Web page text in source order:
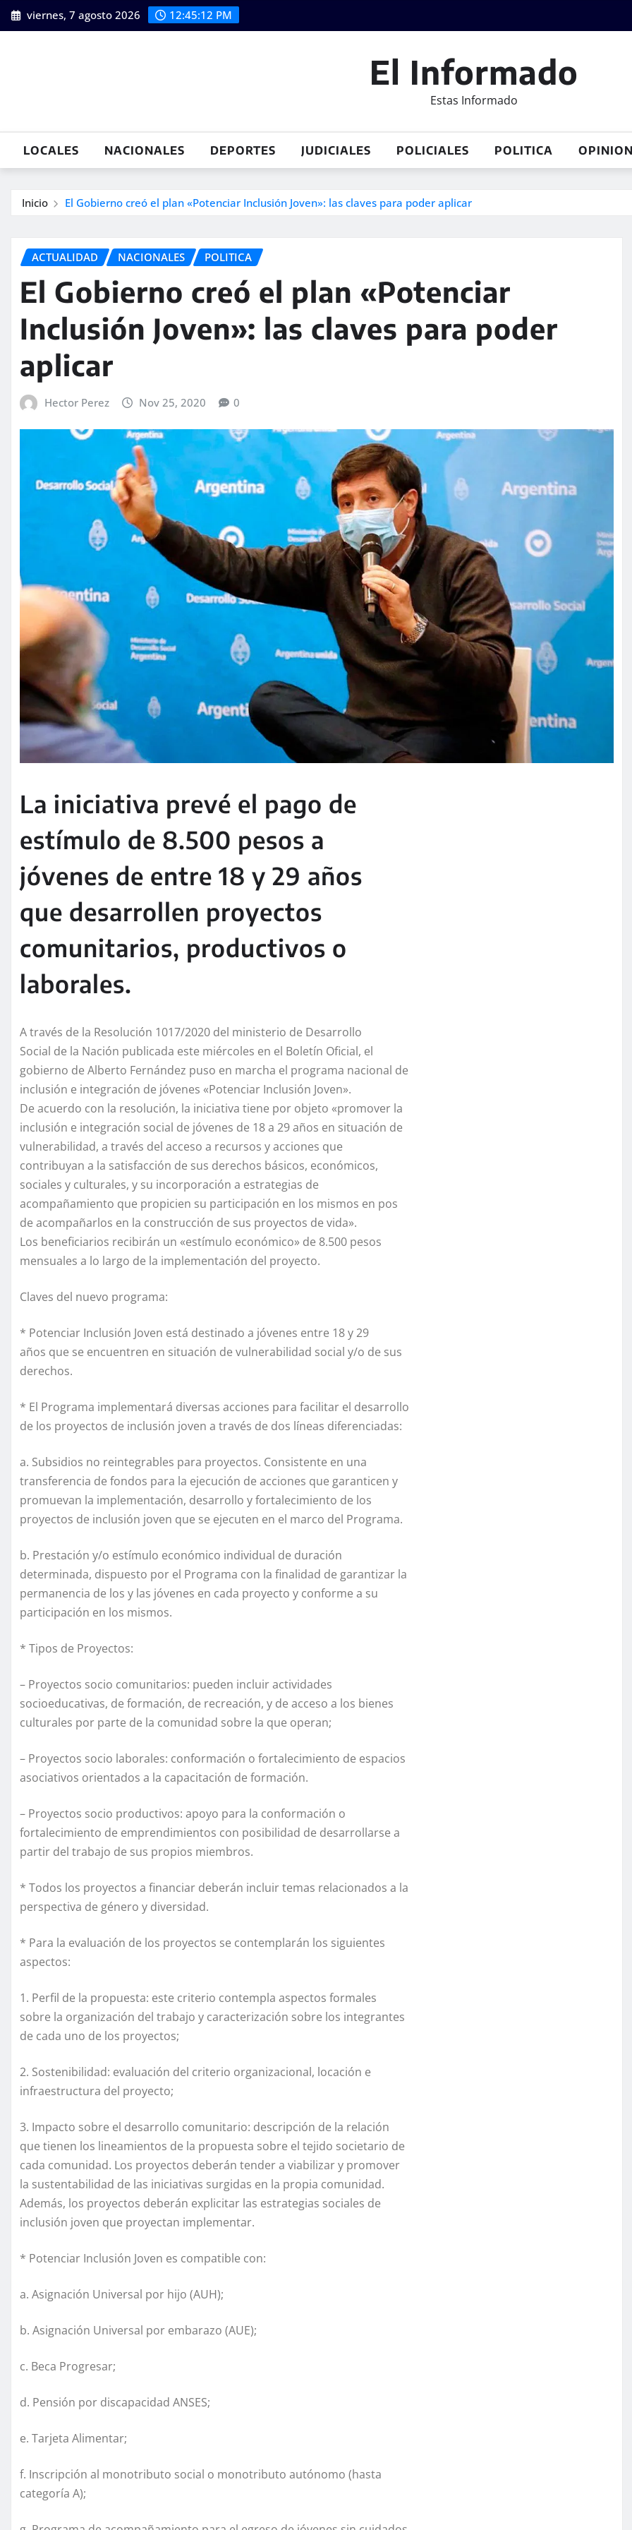
Saltar
al
viernes, 7 agosto 2026 12:45:13 PM
El Informado
Estas Informado
LOCALES NACIONALES DEPORTES JUDICIALES POLICIALES POLITICA OPINION
Inicio El Gobierno creó el plan «Potenciar Inclusión Joven»: las claves para poder aplicar
ACTUALIDAD NACIONALES POLITICA
El Gobierno creó el plan «Potenciar
Inclusión Joven»: las claves para poder
aplicar
Hector Perez Nov 25, 2020 0
La iniciativa prevé el pago de
estímulo de 8.500 pesos a
jóvenes de entre 18 y 29 años
que desarrollen proyectos
comunitarios, productivos o
laborales.
A través de la Resolución 1017/2020 del ministerio de Desarrollo
Social de la Nación publicada este miércoles en el Boletín Oficial, el
gobierno de Alberto Fernández puso en marcha el programa nacional de
inclusión e integración de jóvenes «Potenciar Inclusión Joven».
De acuerdo con la resolución, la iniciativa tiene por objeto «promover la
inclusión e integración social de jóvenes de 18 a 29 años en situación de
vulnerabilidad, a través del acceso a recursos y acciones que
contribuyan a la satisfacción de sus derechos básicos, económicos,
sociales y culturales, y su incorporación a estrategias de
acompañamiento que propicien su participación en los mismos en pos
de acompañarlos en la construcción de sus proyectos de vida».
Los beneficiarios recibirán un «estímulo económico» de 8.500 pesos
mensuales a lo largo de la implementación del proyecto.
Claves del nuevo programa:
* Potenciar Inclusión Joven está destinado a jóvenes entre 18 y 29
años que se encuentren en situación de vulnerabilidad social y/o de sus
derechos.
* El Programa implementará diversas acciones para facilitar el desarrollo
de los proyectos de inclusión joven a través de dos líneas diferenciadas:
a. Subsidios no reintegrables para proyectos. Consistente en una
transferencia de fondos para la ejecución de acciones que garanticen y
promuevan la implementación, desarrollo y fortalecimiento de los
proyectos de inclusión joven que se ejecuten en el marco del Programa.
b. Prestación y/o estímulo económico individual de duración
determinada, dispuesto por el Programa con la finalidad de garantizar la
permanencia de los y las jóvenes en cada proyecto y conforme a su
participación en los mismos.
* Tipos de Proyectos:
– Proyectos socio comunitarios: pueden incluir actividades
socioeducativas, de formación, de recreación, y de acceso a los bienes
culturales por parte de la comunidad sobre la que operan;
– Proyectos socio laborales: conformación o fortalecimiento de espacios
asociativos orientados a la capacitación de formación.
– Proyectos socio productivos: apoyo para la conformación o
fortalecimiento de emprendimientos con posibilidad de desarrollarse a
partir del trabajo de sus propios miembros.
* Todos los proyectos a financiar deberán incluir temas relacionados a la
perspectiva de género y diversidad.
* Para la evaluación de los proyectos se contemplarán los siguientes
aspectos:
1. Perfil de la propuesta: este criterio contempla aspectos formales
sobre la organización del trabajo y caracterización sobre los integrantes
de cada uno de los proyectos;
2. Sostenibilidad: evaluación del criterio organizacional, locación e
infraestructura del proyecto;
3. Impacto sobre el desarrollo comunitario: descripción de la relación
que tienen los lineamientos de la propuesta sobre el tejido societario de
cada comunidad. Los proyectos deberán tender a viabilizar y promover
la sustentabilidad de las iniciativas surgidas en la propia comunidad.
Además, los proyectos deberán explicitar las estrategias sociales de
inclusión joven que proyectan implementar.
* Potenciar Inclusión Joven es compatible con:
a. Asignación Universal por hijo (AUH);
b. Asignación Universal por embarazo (AUE);
c. Beca Progresar;
d. Pensión por discapacidad ANSES;
e. Tarjeta Alimentar;
f. Inscripción al monotributo social o monotributo autónomo (hasta
categoría A);